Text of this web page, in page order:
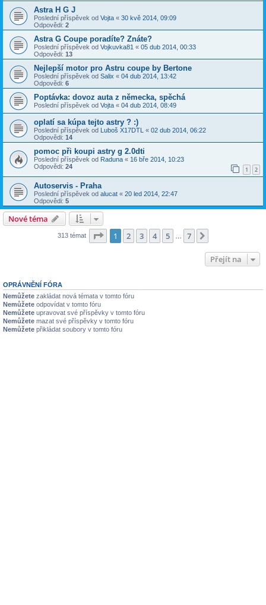
Astra H G J
Poslední příspěvek od Vojta « 30 kvě 2014, 09:09
Odpovědi: 2
Astra G Coupe poradíte? Znáte?
Poslední příspěvek od Vojkuvka81 « 05 dub 2014, 00:33
Odpovědi: 13
Nejlepší motor pro Astru coupe by Bertone
Poslední příspěvek od Salix « 04 dub 2014, 13:42
Odpovědi: 6
Poptávka: dovoz auta z německa, spěchá
Poslední příspěvek od Vojta « 04 dub 2014, 08:49
oplatí sa kúpa tejto astry ? :)
Poslední příspěvek od Luboš X17DTL « 02 dub 2014, 06:22
Odpovědi: 14
pomoc při koupi astry g 2.0dti
Poslední příspěvek od Raduna « 16 bře 2014, 10:23
Odpovědi: 24 1 2
Autoservis - Praha
Poslední příspěvek od alucat « 20 led 2014, 22:47
Odpovědi: 5
Nové téma
313 témat Stránka z
1 2 3 4 5 7
Přejít na
OPRÁVNĚNÍ FÓRA
Nemůžete zakládat nová témata v tomto fóru
Nemůžete odpovídat v tomto fóru
Nemůžete upravovat své příspěvky v tomto fóru
Nemůžete mazat své příspěvky v tomto fóru
Nemůžete přikládat soubory v tomto fóru